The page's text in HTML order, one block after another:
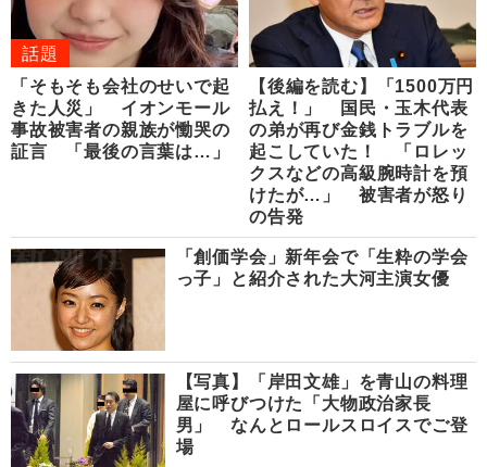
話題
「そもそも会社のせいで起
きた人災」 イオンモール
事故被害者の親族が慟哭の
証言 「最後の言葉は…」
【後編を読む】「1500万円
払え！」 国民・玉木代表
の弟が再び金銭トラブルを
起こしていた！ 「ロレッ
クスなどの高級腕時計を預
けたが…」 被害者が怒り
の告発
「創価学会」新年会で「生粋の学会
っ子」と紹介された大河主演女優
【写真】「岸田文雄」を青山の料理
屋に呼びつけた「大物政治家長
男」 なんとロールスロイスでご登
場